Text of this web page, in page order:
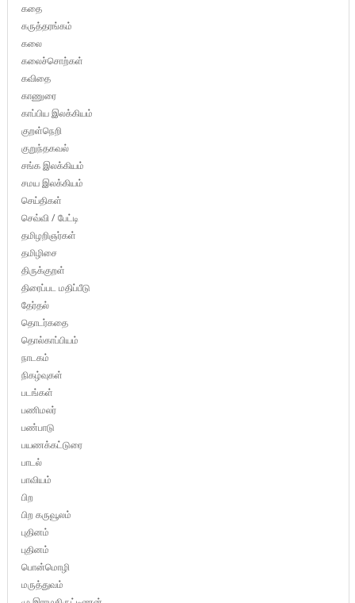
கதை
கருத்தரங்கம்
கலை
கலைச்சொற்கள்
கவிதை
காணுரை
காப்பிய இலக்கியம்
குறள்நெறி
குறுந்தகவல்
சங்க இலக்கியம்
சமய இலக்கியம்
செய்திகள்
செவ்வி / பேட்டி
தமிழறிஞர்கள்
தமிழிசை
திருக்குறள்
திரைப்பட மதிப்பீடு
தேர்தல்
தொடர்கதை
தொல்காப்பியம்
நாடகம்
நிகழ்வுகள்
படங்கள்
பணிமலர்
பண்பாடு
பயணக்கட்டுரை
பாடல்
பாவியம்
பிற
பிற கருவூலம்
புதினம்
புதினம்
பொன்மொழி
மருத்துவம்